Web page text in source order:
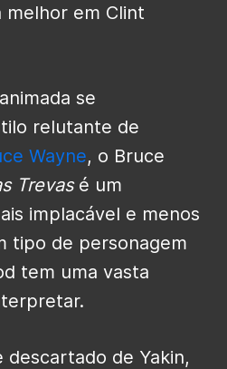
melhor em Clint
se
relutante de
Wayne, o Bruce
Trevas é um
implacável e menos
tipo de personagem
tem uma vasta
de Yakin,